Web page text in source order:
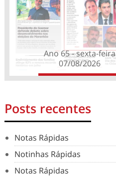
Ano 65 - sexta-feira
07/08/2026
Posts recentes
Notas Rápidas
Notinhas Rápidas
Notas Rápidas